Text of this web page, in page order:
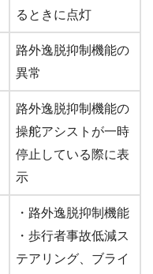
るときに点灯
路外逸脱抑制機能の
異常
路外逸脱抑制機能の
操舵アシストが一時
停止している際に表
示
・路外逸脱抑制機能
・歩行者事故低減ス
テアリング、ブライ